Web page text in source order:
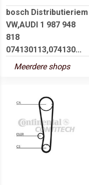
bosch Distributieriem
VW,AUDI 1 987 948
818
074130113,074130...
Meerdere shops